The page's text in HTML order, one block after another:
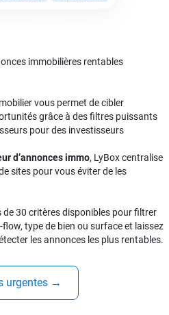
immobilières rentables
vous permet de cibler
grâce à des filtres puissants
pour des investisseurs
d’annonces immo, LyBox centralise
sites pour vous éviter de les
30 critères disponibles pour filtrer
type de bien ou surface et laissez
les annonces les plus rentables.
urgentes →